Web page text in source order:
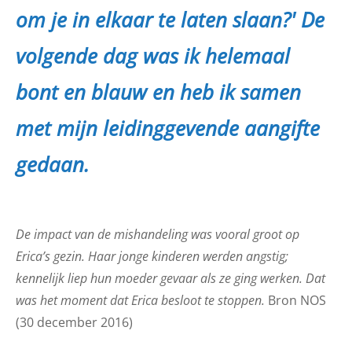
om je in elkaar te laten slaan?' De
volgende dag was ik helemaal
bont en blauw en heb ik samen
met mijn leidinggevende aangifte
gedaan.
De impact van de mishandeling was vooral groot op
Erica’s gezin. Haar jonge kinderen werden angstig;
kennelijk liep hun moeder gevaar als ze ging werken. Dat
was het moment dat Erica besloot te stoppen. Bron NOS
(30 december 2016)